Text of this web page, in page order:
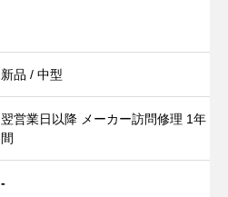
新品 / 中型
翌営業日以降 メーカー訪問修理 1年
間
-